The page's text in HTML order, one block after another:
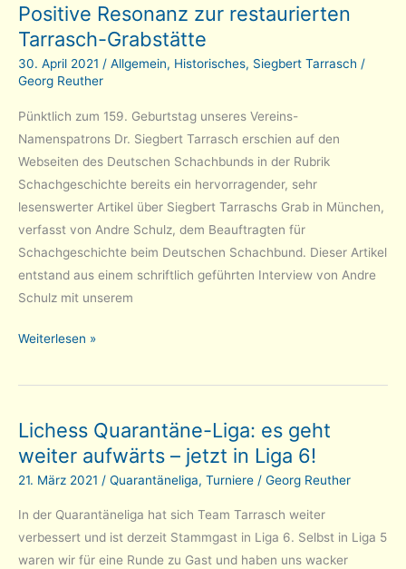
Positive Resonanz zur restaurierten
Tarrasch-Grabstätte
30. April 2021 / Allgemein, Historisches, Siegbert Tarrasch /
Georg Reuther
Pünktlich zum 159. Geburtstag unseres Vereins-
Namenspatrons Dr. Siegbert Tarrasch erschien auf den
Webseiten des Deutschen Schachbunds in der Rubrik
Schachgeschichte bereits ein hervorragender, sehr
lesenswerter Artikel über Siegbert Tarraschs Grab in München,
verfasst von Andre Schulz, dem Beauftragten für
Schachgeschichte beim Deutschen Schachbund. Dieser Artikel
entstand aus einem schriftlich geführten Interview von Andre
Schulz mit unserem
Positive
zur
Tarrasch-
Grabstätte
Weiterlesen »
Lichess Quarantäne-Liga: es geht
weiter aufwärts – jetzt in Liga 6!
21. März 2021 / Quarantäneliga, Turniere / Georg Reuther
In der Quarantäneliga hat sich Team Tarrasch weiter
verbessert und ist derzeit Stammgast in Liga 6. Selbst in Liga 5
waren wir für eine Runde zu Gast und haben uns wacker